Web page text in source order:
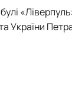
України